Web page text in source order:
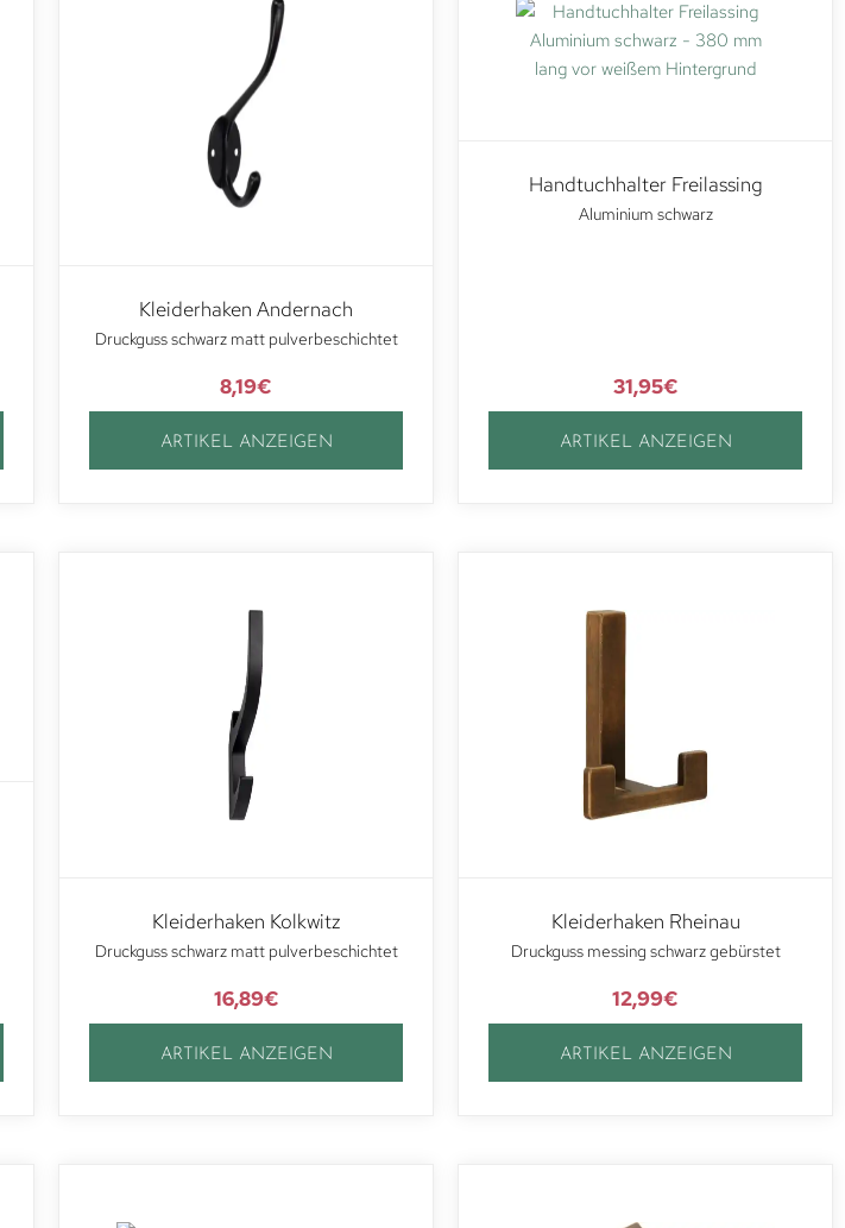
Kleiderhaken Andernach
Druckguss schwarz matt pulverbeschichtet
8,19€
ARTIKEL ANZEIGEN
Handtuchhalter Freilassing
Aluminium schwarz
31,95€
ARTIKEL ANZEIGEN
Kleiderhaken Kolkwitz
Druckguss schwarz matt pulverbeschichtet
16,89€
ARTIKEL ANZEIGEN
Kleiderhaken Rheinau
Druckguss messing schwarz gebürstet
12,99€
ARTIKEL ANZEIGEN